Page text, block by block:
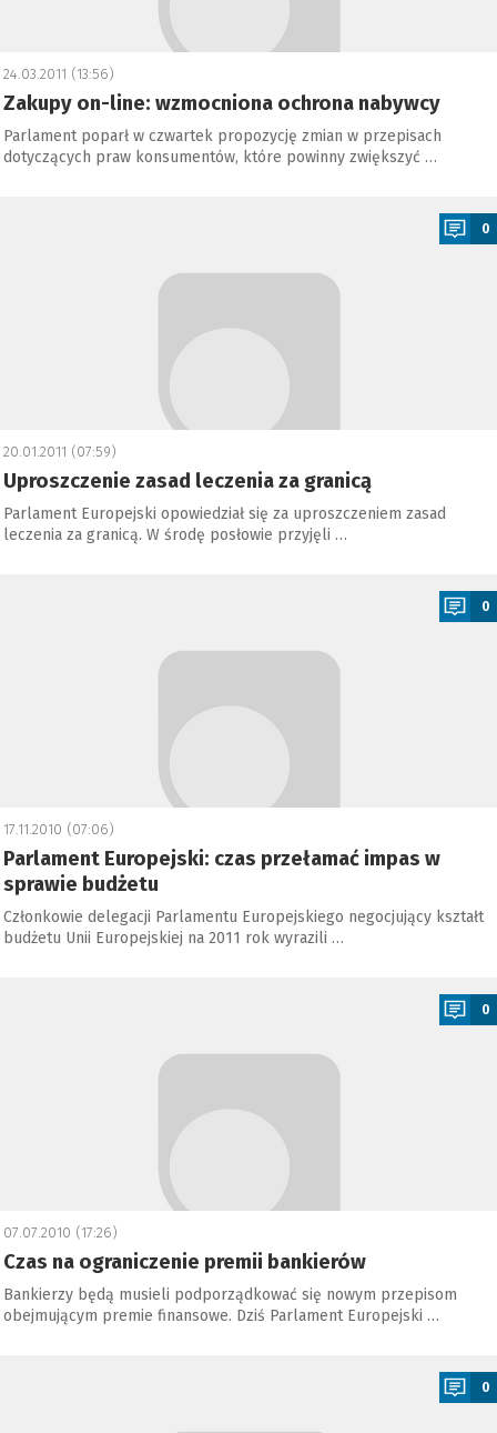
24.03.2011 (13:56)
Zakupy on-line: wzmocniona ochrona nabywcy
Parlament poparł w czwartek propozycję zmian w przepisach
dotyczących praw konsumentów, które powinny zwiększyć …
0
20.01.2011 (07:59)
Uproszczenie zasad leczenia za granicą
Parlament Europejski opowiedział się za uproszczeniem zasad
leczenia za granicą. W środę posłowie przyjęli …
0
17.11.2010 (07:06)
Parlament Europejski: czas przełamać impas w
sprawie budżetu
Członkowie delegacji Parlamentu Europejskiego negocjujący kształt
budżetu Unii Europejskiej na 2011 rok wyrazili …
0
07.07.2010 (17:26)
Czas na ograniczenie premii bankierów
Bankierzy będą musieli podporządkować się nowym przepisom
obejmującym premie finansowe. Dziś Parlament Europejski …
0